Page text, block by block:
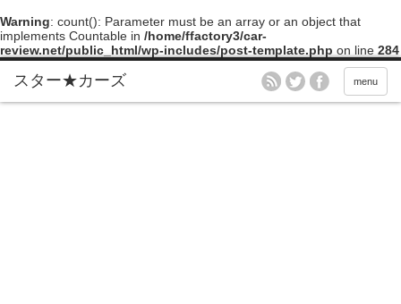
Warning: count(): Parameter must be an array or an object that
implements Countable in /home/ffactory3/car-
review.net/public_html/wp-includes/post-template.php on line 284
menu